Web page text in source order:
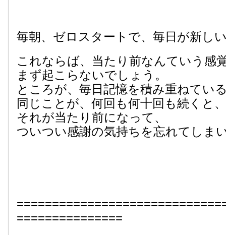
毎朝、ゼロスタートで、毎日が新し
これならば、当たり前なんていう感
まず起こらないでしょう。
ところが、毎日記憶を積み重ねてい
同じことが、何回も何十回も続くと、
それが当たり前になって、
ついつい感謝の気持ちを忘れてしま
===============